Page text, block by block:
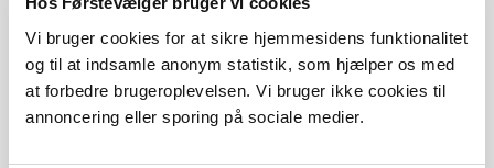
Vi bruger cookies for at sikre hjemmesidens funktionalitet
og til at indsamle anonym statistik, som hjælper os med
at forbedre brugeroplevelsen. Vi bruger ikke cookies til
annoncering eller sporing på sociale medier.
It seems we can’t find what you’re looking for. Perhaps
searching can help.